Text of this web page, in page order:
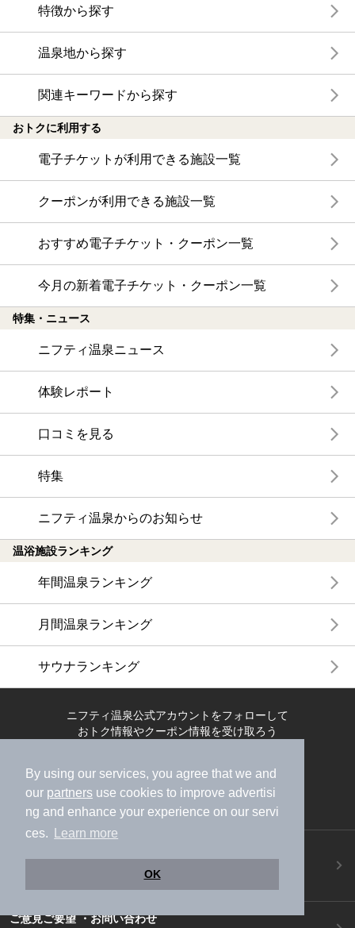
By using our services, you agree that we and
our partners use cookies to improve advertisi
ng and enhance your experience on our servi
ces.
Learn more
OK
特徴から探す
温泉地から探す
関連キーワードから探す
おトクに利用する
電子チケットが利用できる施設一覧
クーポンが利用できる施設一覧
おすすめ電子チケット・クーポン一覧
今月の新着電子チケット・クーポン一覧
特集・ニュース
ニフティ温泉ニュース
体験レポート
口コミを見る
特集
ニフティ温泉からのお知らせ
温浴施設ランキング
年間温泉ランキング
月間温泉ランキング
サウナランキング
ニフティ温泉公式アカウントをフォローして
おトク情報やクーポン情報を受け取ろう
今すぐダウンロード！
ご意見ご要望 ・お問い合わせ